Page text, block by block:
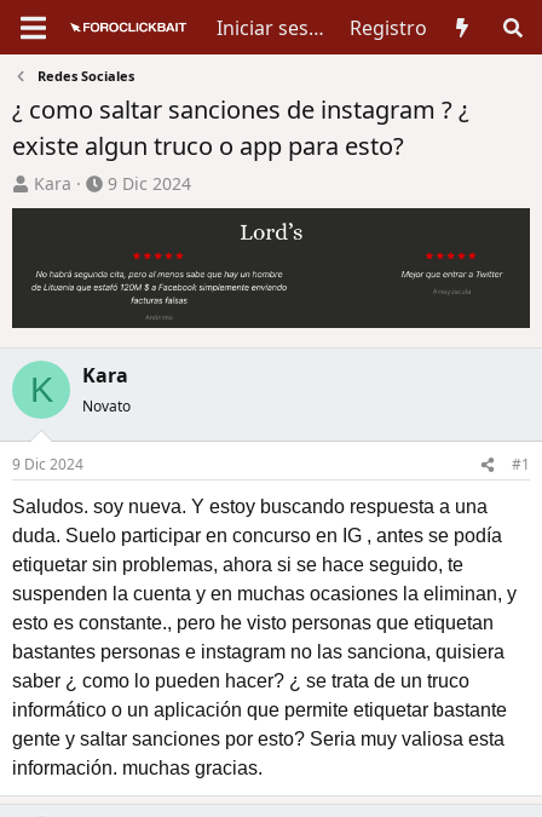
Iniciar sesión Registro
Redes Sociales
¿ como saltar sanciones de instagram ? ¿
existe algun truco o app para esto?
A
u
r
e
t
e
a
Kara
F
e
a
e
n
i
c
o
9 Dic 2024
K Kara
Novato
9 Dic 2024 #1
Saludos. soy nueva. Y estoy buscando respuesta a una
duda. Suelo participar en concurso en IG , antes se podía
etiquetar sin problemas, ahora si se hace seguido, te
suspenden la cuenta y en muchas ocasiones la eliminan, y
esto es constante., pero he visto personas que etiquetan
bastantes personas e instagram no las sanciona, quisiera
saber ¿ como lo pueden hacer? ¿ se trata de un truco
informático o un aplicación que permite etiquetar bastante
gente y saltar sanciones por esto? Seria muy valiosa esta
información. muchas gracias.